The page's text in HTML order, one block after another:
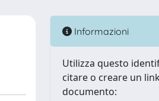
Informazioni
Utilizza questo
citare o creare un
documento: